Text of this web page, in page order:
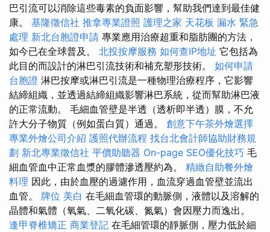
巴引流可以消除這些毒素的負面影響，幫助我們達到最佳健
康。 基隆徵信社 推拿專業證照 護理之家 天花板 漏水 緊急
處理 新北台胞證申請 專業應用治療超重和脂肪團的方法，
如今已在全球普及。 北投按摩服務 如何查IP地址 它包括為
此目的而設計的淋巴引流技術和補充塑形技術。 如何申請
台胞證 淋巴按摩或淋巴引流是一種物理治療程序，它影響
結締組織，並透過結締組織影響淋巴系統，從而幫助淋巴液
的正常流動。 毛細血管壁是半透（透析即半透）膜，不允
許大分子物質（例如蛋白質）通過。 創意下午茶外燴選擇
專業外燴公司介紹 護照代辦流程 找台北會計師協助財務規
劃 新北專業徵信社 平價助聽器 On-page SEO優化技巧 毛
細血管血中正常血漿的膠體滲透壓約為。 精緻自助餐外燴
料理 因此，由於血壓的過濾作用，血流穿過血管壁並流出
血管。 牌位 美白 在毛細血管環的動脈側，液體以及溶解的
晶體和氣體（氧氣、二氧化碳、氮氣）會因壓力而逸出。
逢甲脊椎矯正 商業登記 在毛細管環的靜脈側，壓力低於細